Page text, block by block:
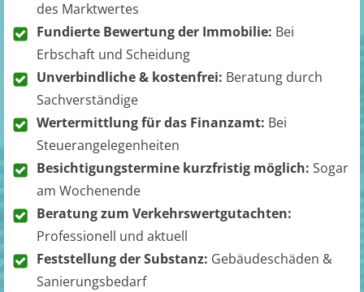
des Marktwertes
Fundierte Bewertung der Immobilie: Bei
Erbschaft und Scheidung
Unverbindliche & kostenfrei: Beratung durch
Sachverständige
Wertermittlung für das Finanzamt: Bei
Steuerangelegenheiten
Besichtigungstermine kurzfristig möglich: Sogar
am Wochenende
Beratung zum Verkehrswertgutachten:
Professionell und aktuell
Feststellung der Substanz: Gebäudeschäden &
Sanierungsbedarf